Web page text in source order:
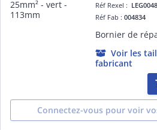
Réf Rexel :
Réf Fab :004834
Voir les
fabricant
Connectez-vous pour voir